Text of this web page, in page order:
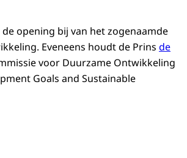
opening bij van het zogenaamde
Eveneens houdt de Prins de
voor Duurzame Ontwikkeling
Goals and Sustainable